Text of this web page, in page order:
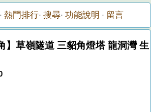
· 熱門排行· 搜尋· 功能說明 · 留言
】草嶺隧道 三貂角燈塔 龍洞灣 生